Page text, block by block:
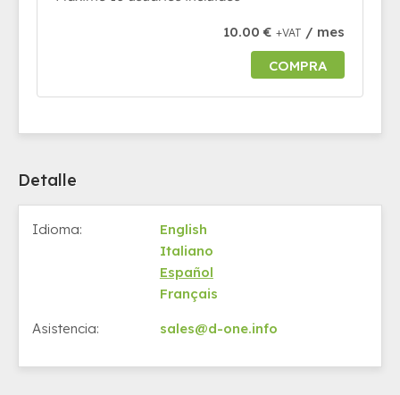
10.00 € +VAT / mes
COMPRA
Detalle
Idioma:
English
Italiano
Español
Français
Asistencia: sales@d-one.info